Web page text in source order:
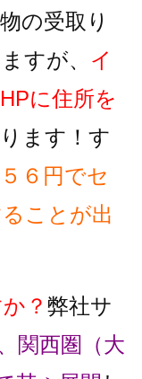
の受取り
すが、 イ
に住所を
ます！す
６円でセ
ことが出
？ 弊社サ
関西圏（大